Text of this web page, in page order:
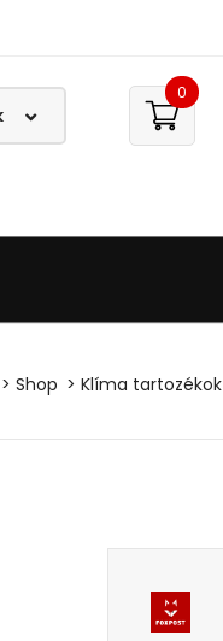
0
Shop Klíma tartozékok